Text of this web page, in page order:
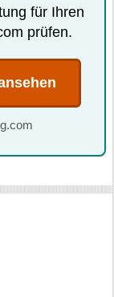
für Ihren
prüfen.